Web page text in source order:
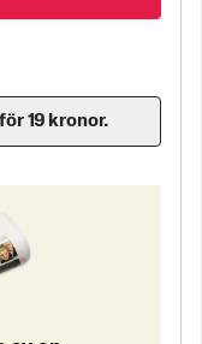
19 kronor.